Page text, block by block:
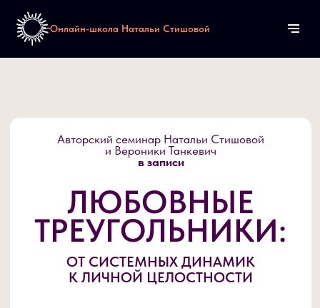
Онлайн-школа Натальи Стишовой
ЛЮБОВНЫЕ
ТРЕУГОЛЬНИКИ:
К ЛИЧНОЙ ЦЕЛОСТНОСТИ
в записи